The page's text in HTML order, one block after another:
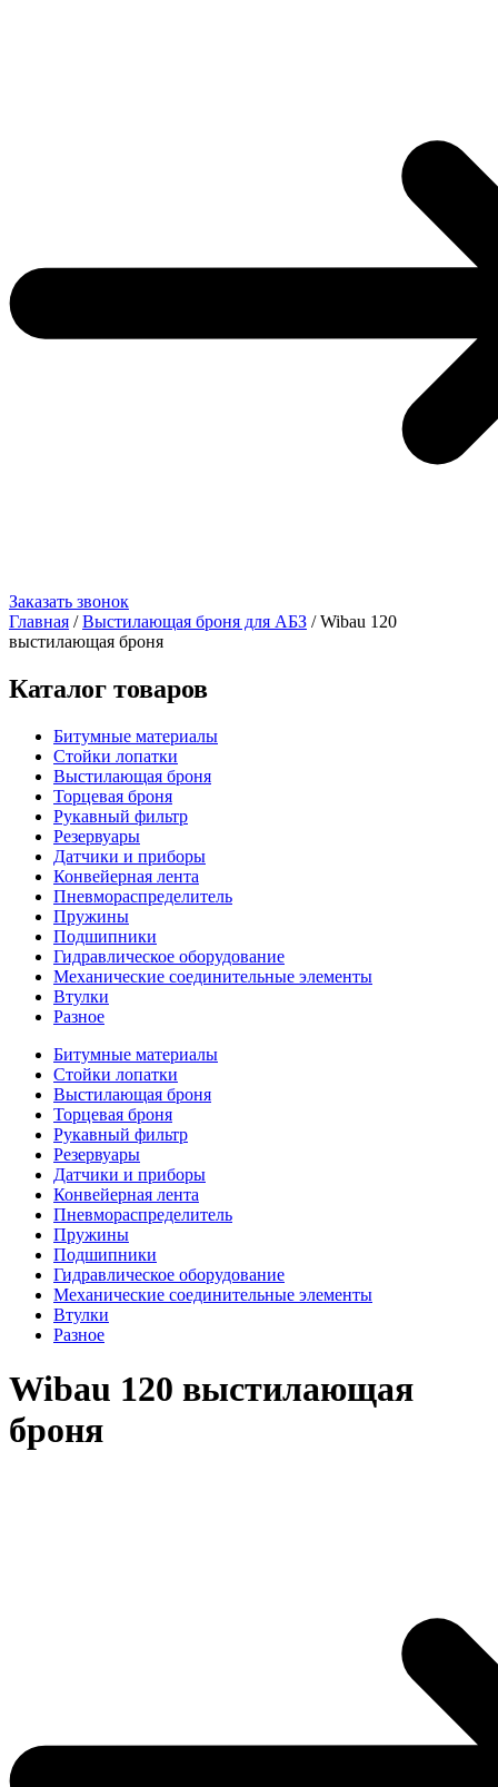
Заказать звонок
Главная /Выстилающая броня для АБЗ / Wibau 120
выстилающая броня
Каталог товаров
Битумные материалы
Стойки лопатки
Выстилающая броня
Торцевая броня
Рукавный фильтр
Резервуары
Датчики и приборы
Конвейерная лента
Пневмораспределитель
Пружины
Подшипники
Гидравлическое оборудование
Механические соединительные элементы
Втулки
Разное
Битумные материалы
Стойки лопатки
Выстилающая броня
Торцевая броня
Рукавный фильтр
Резервуары
Датчики и приборы
Конвейерная лента
Пневмораспределитель
Пружины
Подшипники
Гидравлическое оборудование
Механические соединительные элементы
Втулки
Разное
Wibau 120 выстилающая
броня